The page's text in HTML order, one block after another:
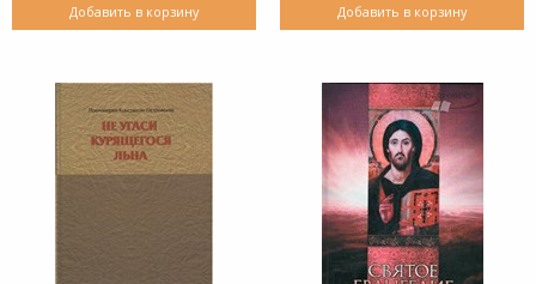
Добавить в корзину
Добавить в корзину